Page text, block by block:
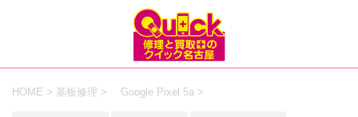
HOME > 基板修理 > Google Pixel 5a >